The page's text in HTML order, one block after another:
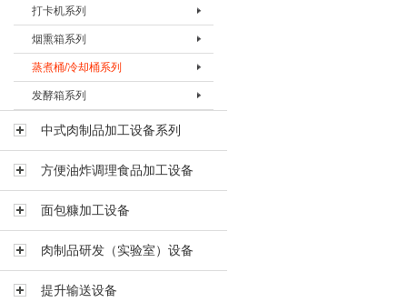
真空滚揉机BVRJ-1000
真空滚揉机BVRJ-1500
真空滚揉机BVRJ-3000
冻肉绞肉机BJRJ-200D
斩拌机BZBJ-40B
斩拌机BZBJ-80
斩拌机BZBJ-80B
斩拌机BZBJ-130
斩拌机BZBJ-130B
真空斩拌机BZBJ-130V
斩拌机BZBJ-200B
斩拌机BZBJ-330B
搅拌机BJBJ-150F
搅拌机BJBJ-300D
搅拌机BJBJ-300FS
搅拌机BJBJ-300
搅拌机BJBJ-500
搅拌机BJBJ-750
搅拌机BJBJ-1000
搅拌机BJBJ-1500
真空搅拌机BVBJ-150F
液压灌肠机BYGJ-20
真空灌肠机BVGJ-2000
真空灌肠机BVGJ-4000
真空灌肠机BVGJ-6000
打卡机系列
打卡机BDKJ-I
打卡机BDKJ-II-S
打卡机BDKJ-II-C
烟熏箱系列
烟熏箱BYXX-50
烟熏箱BYXX-I
烟熏箱BYXX-II
烟熏箱BYXX-III
蒸煮桶/冷却桶系列
蒸煮桶BZZT-I
蒸煮桶BZZT-II
蒸煮桶BZZT-III
蒸煮桶BZZT-IV-150
蒸煮桶BZZT-IV-300
发酵箱系列
发酵箱
中式肉制品加工设备系列
方便油炸调理食品加工设备
面包糠加工设备
肉制品研发（实验室）设备
提升输送设备